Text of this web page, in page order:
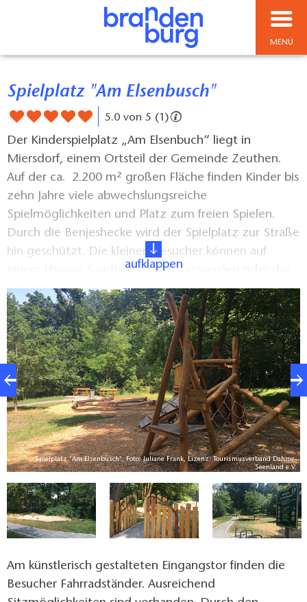
MENÜ
Spielplatz "Am Elsenbusch"
5.0 von 5 (1)
Der Kinderspielplatz „Am Elsenbuch“ liegt in
Miersdorf, einem Ortsteil der Gemeinde Zeuthen.
Auf der ca. 2.200 m² großen Fläche finden Kinder bis
zehn Jahre viele abwechslungsreiche
Spielmöglichkeiten und Platz zum freien Spielen.
Durch die Benjeshecke wird der Spielplatz zur Straße
hin geschützt. Die kleinen Besucher können auf
einem kleinen Sandbereich kreativ werden oder das
naturnah gestaltete Stammlabyrinth erkunden. Vom
Balanciermikado gelangen die Kinder direkt zum
Baumhaus mit vielen Klettermöglichkeiten. Der
Reifenschwinger bringt viel Spaß beim Schaukeln.
aufklappen
Spielplatz "Am Elsenbusch", Foto: Juliane Frank, Lizenz: Tourismusverband Dahme-
Seenland e.V.
Am künstlerisch gestalteten Eingangstor finden die
Besucher Fahrradständer. Ausreichend